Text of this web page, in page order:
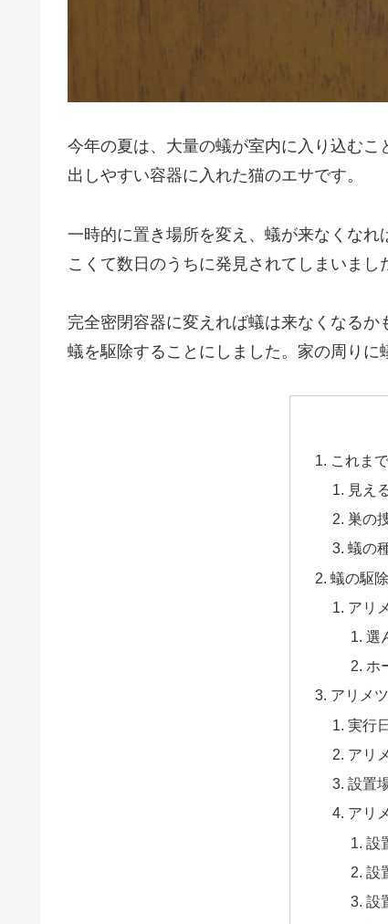
今年の夏は、大量の蟻が室内に入り込む
出しやすい容器に入れた猫のエサです。
一時的に置き場所を変え、蟻が来なくな
こくて数日のうちに発見されてしまいまし
完全密閉容器に変えれば蟻は来なくなる
蟻を駆除することにしました。家の周りに
これま
見え
巣の
蟻の
蟻の駆
アリ
選
ホ
アリメ
実行
アリ
設置
アリ
設
設
設